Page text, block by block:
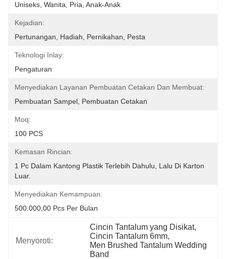
Uniseks, Wanita, Pria, Anak-Anak
Kejadian:
Pertunangan, Hadiah, Pernikahan, Pesta
Teknologi Inlay:
Pengaturan
Menyediakan Layanan Pembuatan Cetakan Dan Membuat:
Pembuatan Sampel, Pembuatan Cetakan
Moq:
100 PCS
Kemasan Rincian:
1 Pc Dalam Kantong Plastik Terlebih Dahulu, Lalu Di Karton
Luar.
Menyediakan Kemampuan:
500.000,00 Pcs Per Bulan
Menyoroti:
Cincin Tantalum yang Disikat,
Cincin Tantalum 6mm,
Men Brushed Tantalum Wedding
Band